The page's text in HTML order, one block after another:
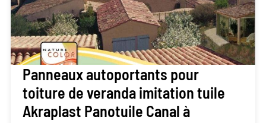
Panneaux autoportants pour
toiture de veranda imitation tuile
Akraplast Panotuile Canal à